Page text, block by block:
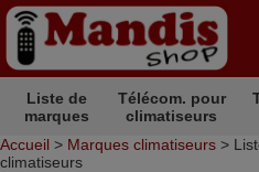
Liste de
marques
Télécom. pour
climatiseurs
Accueil > Marques climatiseurs >
climatiseurs